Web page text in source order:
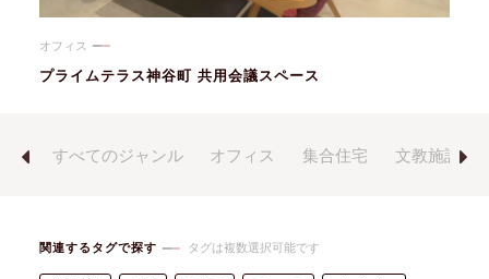
オフィス
プライムテラス神谷町 共用会議スペース
Previous
他 すべてのジャンル オフィス 集合住宅 文教施設Next
関連するタグで探す タグは複数選択可能です